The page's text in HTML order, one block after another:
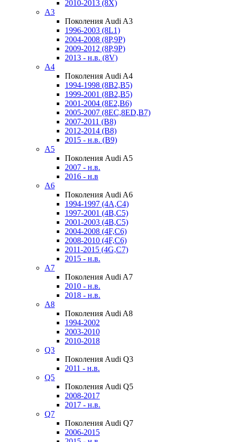
2010-2013 (8X)
A3
Поколения Audi A3
1996-2003 (8L1)
2004-2008 (8P,9P)
2009-2012 (8P,9P)
2013 - н.в. (8V)
A4
Поколения Audi A4
1994-1998 (8B2,B5)
1999-2001 (8B2,B5)
2001-2004 (8E2,B6)
2005-2007 (8EC,8ED,B7)
2007-2011 (B8)
2012-2014 (B8)
2015 - н.в. (B9)
A5
Поколения Audi A5
2007 - н.в.
2016 - н.в
A6
Поколения Audi A6
1994-1997 (4A,C4)
1997-2001 (4B,C5)
2001-2003 (4B,C5)
2004-2008 (4F,C6)
2008-2010 (4F,C6)
2011-2015 (4G,C7)
2015 - н.в.
A7
Поколения Audi A7
2010 - н.в.
2018 - н.в.
A8
Поколения Audi A8
1994-2002
2003-2010
2010-2018
Q3
Поколения Audi Q3
2011 - н.в.
Q5
Поколения Audi Q5
2008-2017
2017 - н.в.
Q7
Поколения Audi Q7
2006-2015